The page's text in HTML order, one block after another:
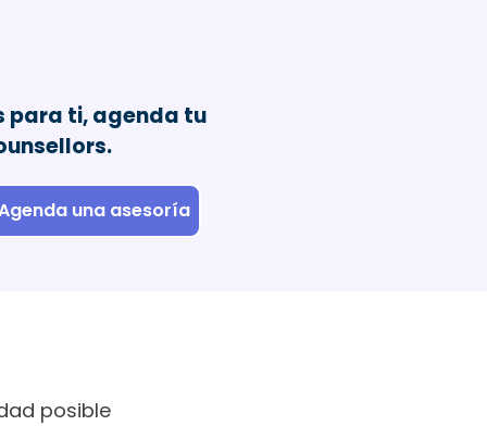
para ti, agenda tu
una asesoría
posible